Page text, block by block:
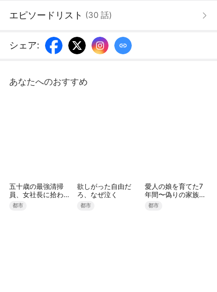
（ヤン・シャオファン）も乗っていた。甘やかされて
光装置の設計図とチップを壊してしまう。怒りと衝撃
で林傾寒はその場で破水し、命の危機に陥る。それで
ものだった。やがて飛行機が到着する。現れたのは、
エピソードリスト (30 話)
シェア:
あなたへのおすすめ
五十歳の最強清掃
員、女社長に拾われ
ました（吹き替え）
都市
欲しがった自由だ
ろ、なぜ泣く
都市
愛人の娘を育てた7
年間〜偽りの家族を
捨てる財閥令嬢〜
（吹き替え）
都市